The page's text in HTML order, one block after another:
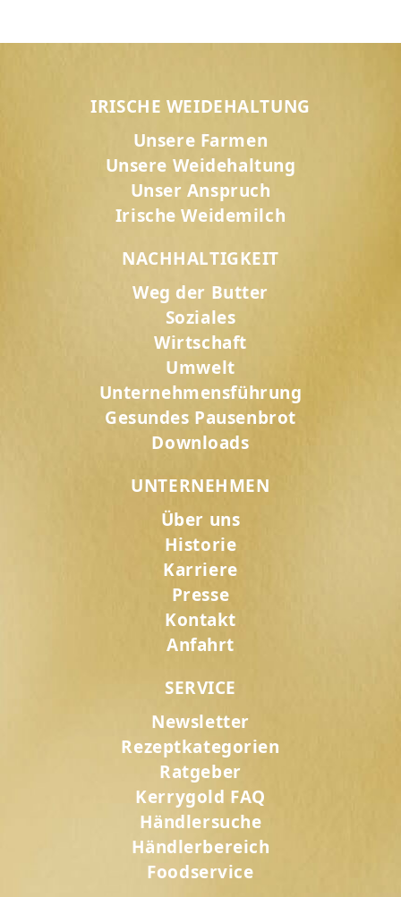
IRISCHE WEIDEHALTUNG
Unsere Farmen
Unsere Weidehaltung
Unser Anspruch
Irische Weidemilch
NACHHALTIGKEIT
Weg der Butter
Soziales
Wirtschaft
Umwelt
Unternehmensführung
Gesundes Pausenbrot
Downloads
UNTERNEHMEN
Über uns
Historie
Karriere
Presse
Kontakt
Anfahrt
SERVICE
Newsletter
Rezeptkategorien
Ratgeber
Kerrygold FAQ
Händlersuche
Händlerbereich
Foodservice